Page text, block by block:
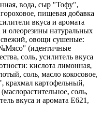
вода, сыр "Тофу",
пищевая добавка
вкуса и аромата
олеорезины натуральных
свежий, овощи сушеные:
№Мясо" (идентичные
соль, усилитель вкуса
кислота лимонная,
соль, масло кокосовое,
крахмал картофельный,
соль,
вкуса и аромата Е621,